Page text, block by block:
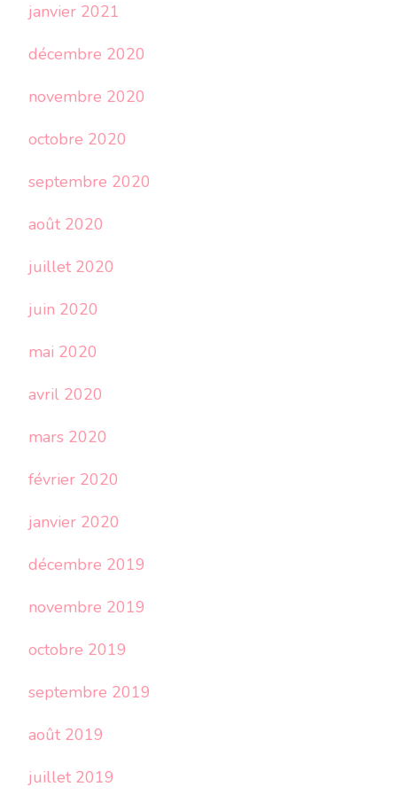
janvier 2021
décembre 2020
novembre 2020
octobre 2020
septembre 2020
août 2020
juillet 2020
juin 2020
mai 2020
avril 2020
mars 2020
février 2020
janvier 2020
décembre 2019
novembre 2019
octobre 2019
septembre 2019
août 2019
juillet 2019